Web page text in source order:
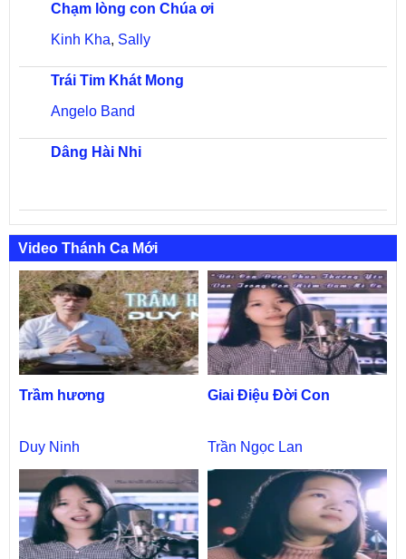
Chạm lòng con Chúa ơi
Kinh Kha, Sally
Trái Tim Khát Mong
Angelo Band
Dâng Hài Nhi
Video Thánh Ca Mới
Trầm hương
Duy Ninh
Giai Điệu Đời Con
Trần Ngọc Lan